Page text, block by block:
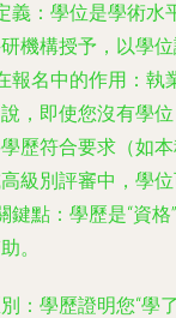
義 ：學位是學術
機構授予，以學位
報名中的作用 ：
，即使您沒有學
歷符合要求（如
級別評審中，學位
鍵點 ：學歷是“資
。
：學歷證明您“學